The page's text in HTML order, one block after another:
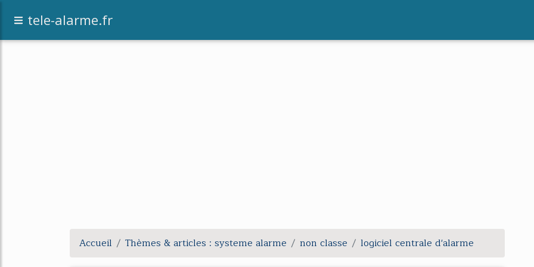
tele-alarme.fr
Accueil Thèmes & articles : systeme alarme non classe logiciel centrale d'alarme